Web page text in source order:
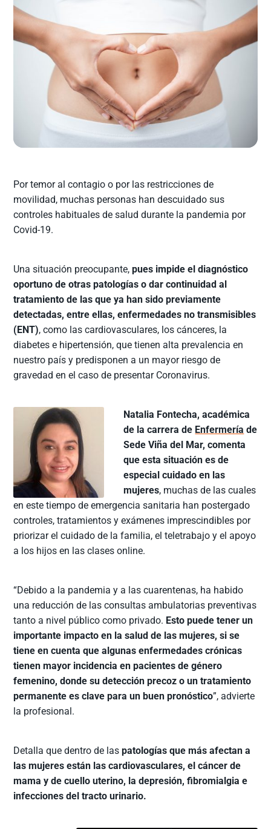
Por temor al contagio o por las restricciones de
movilidad, muchas personas han descuidado sus
controles habituales de salud durante la pandemia por
Covid-19.
Una situación preocupante,pues impide el diagnóstico
oportuno de otras patologías o dar continuidad al
tratamiento de las que ya han sido previamente
detectadas, entre ellas, enfermedades no transmisibles
(ENT), como las cardiovasculares, los cánceres, la
diabetes e hipertensión, que tienen alta prevalencia en
nuestro país y predisponen a un mayor riesgo de
gravedad en el caso de presentar Coronavirus.
Natalia Fontecha, académica
de la carrera de Enfermería de
Sede Viña del Mar, comenta
que esta situación es de
especial cuidado en las
mujeres, muchas de las cuales
en este tiempo de emergencia sanitaria han postergado
controles, tratamientos y exámenes imprescindibles por
priorizar el cuidado de la familia, el teletrabajo y el apoyo
a los hijos en las clases online.
“Debido a la pandemia y a las cuarentenas, ha habido
una reducción de las consultas ambulatorias preventivas
tanto a nivel público como privado. Esto puede tener un
importante impacto en la salud de las mujeres, si se
tiene en cuenta que algunas enfermedades crónicas
tienen mayor incidencia en pacientes de género
femenino, donde su detección precoz o un tratamiento
permanente es clave para un buen pronóstico”, advierte
la profesional.
Detalla que dentro de laspatologías que más afectan a
las mujeres están las cardiovasculares, el cáncer de
mama y de cuello uterino, la depresión, fibromialgia e
infecciones del tracto urinario.